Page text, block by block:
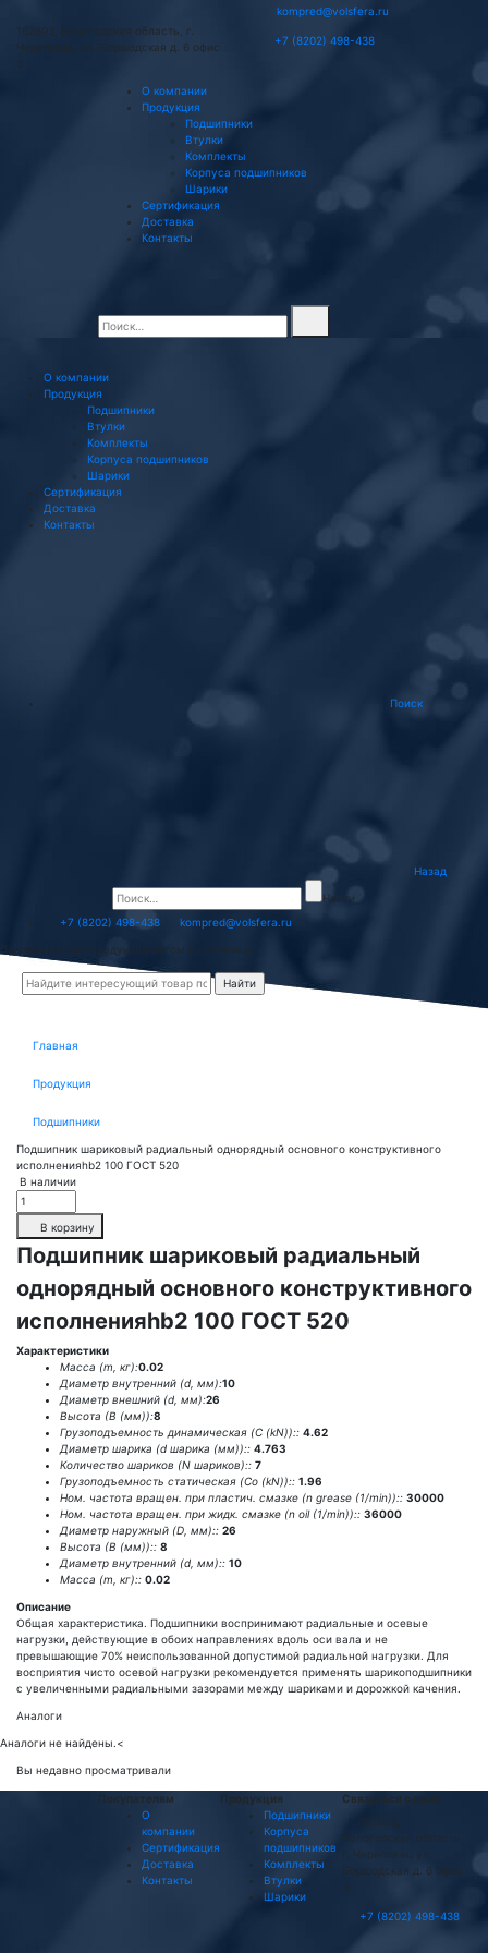
162603, Вологодская область, г.
Череповец ул. Боршодская д. 6 офис
kompred@volsfera.ru
+7 (8202) 498-438
О компании
Продукция
Подшипники
Втулки
Комплекты
Корпуса подшипников
Шарики
Сертификация
Доставка
Контакты
О компании
Продукция
Подшипники
Втулки
Комплекты
Корпуса подшипников
Шарики
Сертификация
Доставка
Контакты
Поиск
Назад
Найти
+7 (8202) 498-438
kompred@volsfera.ru
Подшипниковая продукция оптом и в розницу
Главная
Продукция
Подшипники
Подшипник шариковый радиальный однорядный основного конструктивного
исполненияhb2 100 ГОСТ 520
В наличии
В корзину
Подшипник шариковый радиальный
однорядный основного конструктивного
исполненияhb2 100 ГОСТ 520
Характеристики
Масса (m, кг):0.02
Диаметр внутренний (d, мм):10
Диаметр внешний (d, мм):26
Высота (В (мм)):8
Грузоподъемность динамическая (C (kN)):: 4.62
Диаметр шарика (d шарика (мм)):: 4.763
Количество шариков (N шариков):: 7
Грузоподъемность статическая (Co (kN)):: 1.96
Ном. частота вращен. при пластич. смазке (n grease (1/min)):: 30000
Ном. частота вращен. при жидк. смазке (n oil (1/min)):: 36000
Диаметр наружный (D, мм):: 26
Высота (В (мм)):: 8
Диаметр внутренний (d, мм):: 10
Масса (m, кг):: 0.02
Описание
Общая характеристика. Подшипники воспринимают радиальные и осевые
нагрузки, действующие в обоих направлениях вдоль оси вала и не
превышающие 70% неиспользованной допустимой радиальной нагрузки. Для
восприятия чисто осевой нагрузки рекомендуется применять шарикоподшипники
с увеличенными радиальными зазорами между шариками и дорожкой качения.
Аналоги
Аналоги не найдены.<
Вы недавно просматривали
Покупателям
О
компании
Сертификация
Доставка
Контакты
Продукция
Подшипники
Корпуса
подшипников
Комплекты
Втулки
Шарики
Связаться с нами
Вологодская область,
г. Череповец ул.
Боршодская д. 6 офис
+7 (8202) 498-438